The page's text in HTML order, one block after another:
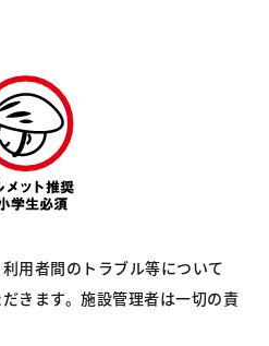
用者間のトラブル等について
きます。 施設管理者は一切の責